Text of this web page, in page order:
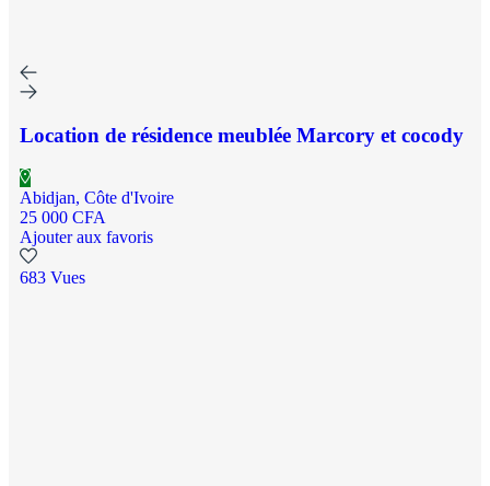
Location de résidence meublée Marcory et cocody
Abidjan, Côte d'Ivoire
25 000 CFA
Ajouter aux favoris
683 Vues